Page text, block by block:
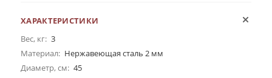
ХАРАКТЕРИСТИКИ
Вес, кг: 3
Материал: Нержавеющая сталь 2 мм
Диаметр, см: 45